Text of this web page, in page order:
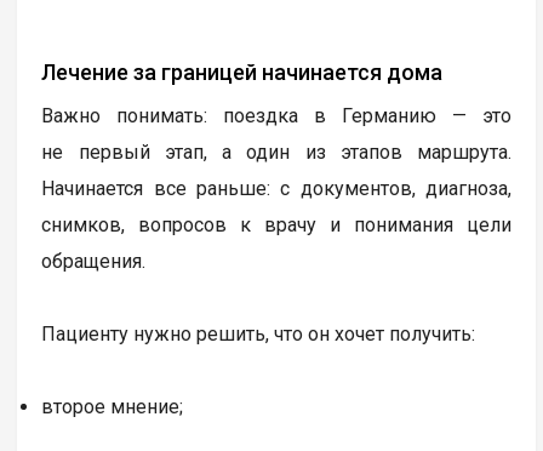
Лечение за границей начинается дома
Важно понимать: поездка в Германию — это
не первый этап, а один из этапов маршрута.
Начинается все раньше: с документов, диагноза,
снимков, вопросов к врачу и понимания цели
обращения.
Пациенту нужно решить, что он хочет получить:
второе мнение;